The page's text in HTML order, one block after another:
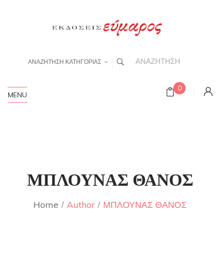
ΑΝΑΖΗΤΗΣΗ ΚΑΤΗΓΟΡΙΑΣ
0
MENU
ΜΠΛΟΥΝΑΣ ΘΑΝΟΣ
Home Author ΜΠΛΟΥΝΑΣ ΘΑΝΟΣ